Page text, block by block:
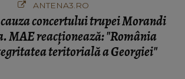
ANTENA3.RO
concertului trupei Morandi
MAE reacționează: "România
teritorială a Georgiei"